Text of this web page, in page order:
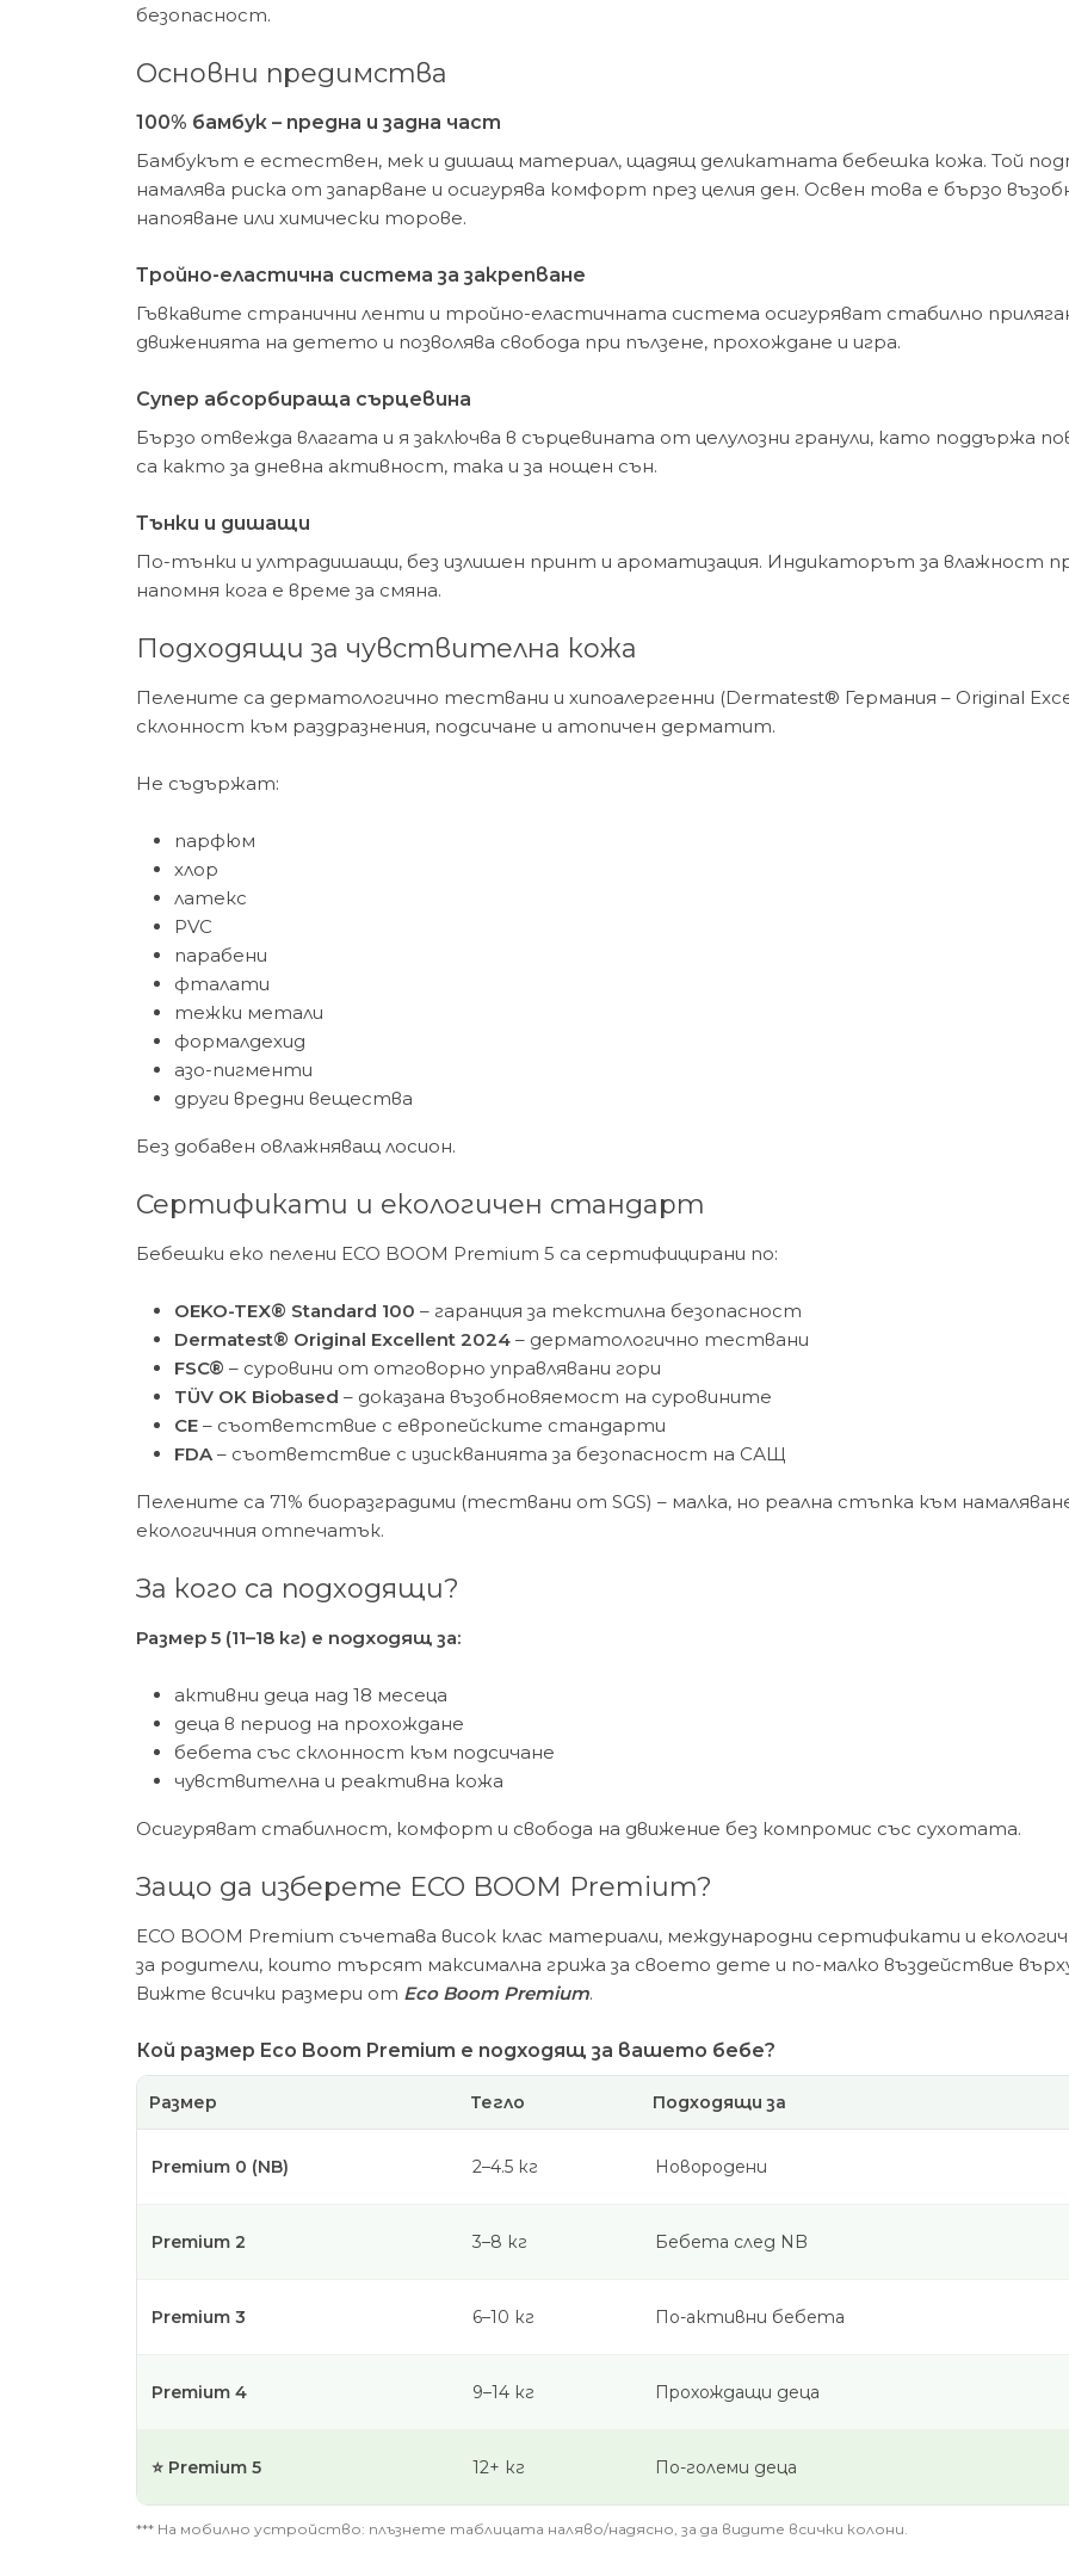
безопасност.
Основни предимства
100% бамбук – предна и задна част
Бамбукът е естествен, мек и дишащ материал, щадящ деликатната бебешка кожа. Той
намалява риска от запарване и осигурява комфорт през целия ден. Освен това е бързо
напояване или химически торове.
Тройно-еластична система за закрепване
Гъвкавите странични ленти и тройно-еластичната система осигуряват стабилно
движенията на детето и позволява свобода при пълзене, прохождане и игра.
Супер абсорбираща сърцевина
Бързо отвежда влагата и я заключва в сърцевината от целулозни гранули, като поддържа
са както за дневна активност, така и за нощен сън.
Тънки и дишащи
По-тънки и ултрадишащи, без излишен принт и ароматизация. Индикаторът за влажност
напомня кога е време за смяна.
Подходящи за чувствителна кожа
Пелените са дерматологично тествани и хипоалергенни (Dermatest® Германия – Original
склонност към раздразнения, подсичане и атопичен дерматит.
Не съдържат:
парфюм
хлор
латекс
PVC
парабени
фталати
тежки метали
формалдехид
азо-пигменти
други вредни вещества
Без добавен овлажняващ лосион.
Сертификати и екологичен стандарт
Бебешки еко пелени ECO BOOM Premium 5 са сертифицирани по:
OEKO-TEX® Standard 100 – гаранция за текстилна безопасност
Dermatest® Original Excellent 2024 – дерматологично тествани
FSC® – суровини от отговорно управлявани гори
TÜV OK Biobased – доказана възобновяемост на суровините
CE – съответствие с европейските стандарти
FDA – съответствие с изискванията за безопасност на САЩ
Пелените са 71% биоразградими (тествани от SGS) – малка, но реална стъпка към
екологичния отпечатък.
За кого са подходящи?
Размер 5 (11–18 кг) е подходящ за:
активни деца над 18 месеца
деца в период на прохождане
бебета със склонност към подсичане
чувствителна и реактивна кожа
Осигуряват стабилност, комфорт и свобода на движение без компромис със сухотата.
Защо да изберете ECO BOOM Premium?
ECO BOOM Premium съчетава висок клас материали, международни сертификати и
за родители, които търсят максимална грижа за своето дете и по-малко въздействие
Вижте всички размери от Eco Boom Premium.
Кой размер Eco Boom Premium е подходящ за вашето бебе?
Размер Тегло Подходящи за
Premium 0 (NB) 2–4.5 кг Новородени
Premium 2 3–8 кг Бебета след NB
Premium 3 6–10 кг По-активни бебета
Premium 4 9–14 кг Прохождащи деца
⭐ Premium 5 12+ кг По-големи деца
*** На мобилно устройство: плъзнете таблицата наляво/надясно, за да видите всички колони.